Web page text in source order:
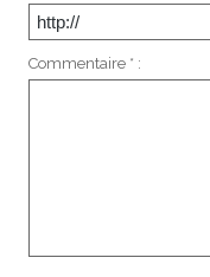
Commentaire * :